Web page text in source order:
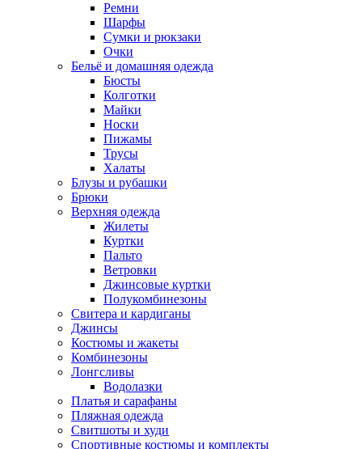
Ремни
Шарфы
Сумки и рюкзаки
Очки
Бельё и домашняя одежда
Бюсты
Колготки
Майки
Носки
Пижамы
Трусы
Халаты
Блузы и рубашки
Брюки
Верхняя одежда
Жилеты
Куртки
Пальто
Ветровки
Джинсовые куртки
Полукомбинезоны
Свитера и кардиганы
Джинсы
Костюмы и жакеты
Комбинезоны
Лонгсливы
Водолазки
Платья и сарафаны
Пляжная одежда
Свитшоты и худи
Спортивные костюмы и комплекты